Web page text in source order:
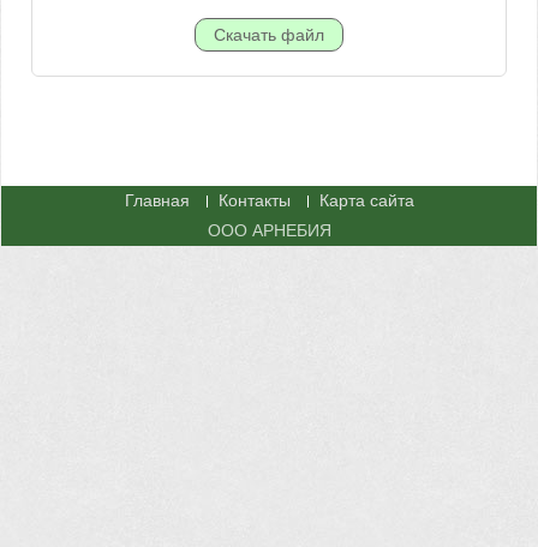
Главная Контакты
Карта сайта
ООО АРНЕБИЯ